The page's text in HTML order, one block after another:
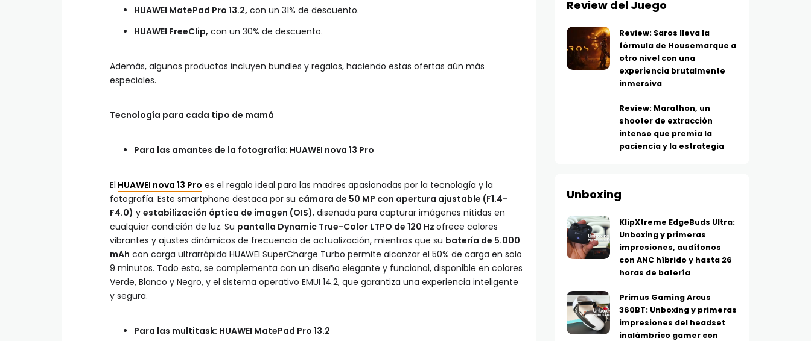
HUAWEI MatePad Pro 13.2, con un 31% de descuento.
HUAWEI FreeClip, con un 30% de descuento.
Además, algunos productos incluyen bundles y regalos, haciendo estas ofertas aún más
especiales.
Tecnología para cada tipo de mamá
Para las amantes de la fotografía: HUAWEI nova 13 Pro
El HUAWEI nova 13 Pro es el regalo ideal para las madres apasionadas por la tecnología y la
fotografía. Este smartphone destaca por su cámara de 50 MP con apertura ajustable (F1.4-
F4.0) y estabilización óptica de imagen (OIS), diseñada para capturar imágenes nítidas en
cualquier condición de luz. Su pantalla Dynamic True-Color LTPO de 120 Hz ofrece colores
vibrantes y ajustes dinámicos de frecuencia de actualización, mientras que su batería de 5.000
mAh con carga ultrarrápida HUAWEI SuperCharge Turbo permite alcanzar el 50% de carga en solo
9 minutos. Todo esto, se complementa con un diseño elegante y funcional, disponible en colores
Verde, Blanco y Negro, y el sistema operativo EMUI 14.2, que garantiza una experiencia inteligente
y segura.
Para las multitask: HUAWEI MatePad Pro 13.2
Review del Juego
Review: Saros lleva la
fórmula de Housemarque a
otro nivel con una
experiencia brutalmente
inmersiva
Review: Marathon, un
shooter de extracción
intenso que premia la
paciencia y la estrategia
Unboxing
KlipXtreme EdgeBuds Ultra:
Unboxing y primeras
impresiones, audífonos
con ANC híbrido y hasta 26
horas de batería
Primus Gaming Arcus
360BT: Unboxing y primeras
impresiones del headset
inalámbrico gamer con